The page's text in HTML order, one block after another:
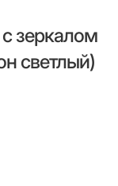
зеркалом
светлый)